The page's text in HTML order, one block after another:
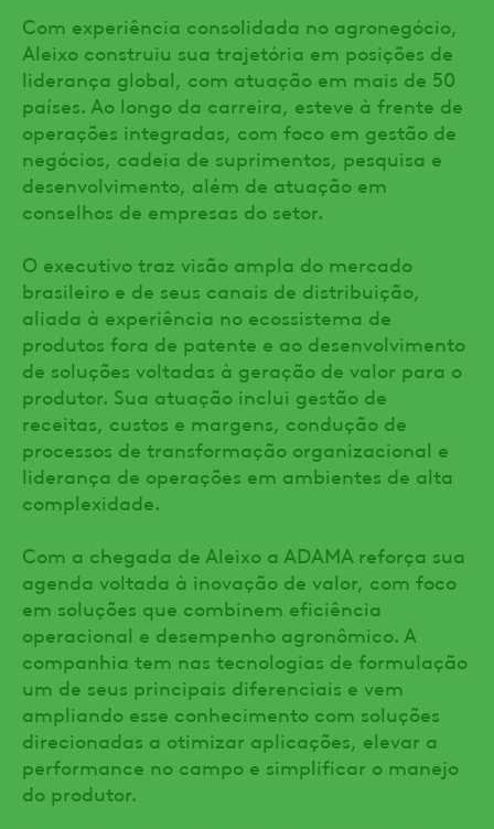
Com experiência consolidada no agronegócio,
Aleixo construiu sua trajetória em posições de
liderança global, com atuação em mais de 50
países. Ao longo da carreira, esteve à frente de
operações integradas, com foco em gestão de
negócios, cadeia de suprimentos, pesquisa e
desenvolvimento, além de atuação em
conselhos de empresas do setor.
O executivo traz visão ampla do mercado
brasileiro e de seus canais de distribuição,
aliada à experiência no ecossistema de
produtos fora de patente e ao desenvolvimento
de soluções voltadas à geração de valor para o
produtor. Sua atuação inclui gestão de
receitas, custos e margens, condução de
processos de transformação organizacional e
liderança de operações em ambientes de alta
complexidade.
Com a chegada de Aleixo a ADAMA reforça sua
agenda voltada à inovação de valor, com foco
em soluções que combinem eficiência
operacional e desempenho agronômico. A
companhia tem nas tecnologias de formulação
um de seus principais diferenciais e vem
ampliando esse conhecimento com soluções
direcionadas a otimizar aplicações, elevar a
performance no campo e simplificar o manejo
do produtor.